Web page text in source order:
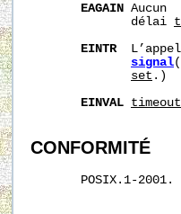
EAGAIN Aucun
              délai
EINTR
signal
set .)
EINVAL timeout
CONFORMITÉ
       POSIX.1-2001.